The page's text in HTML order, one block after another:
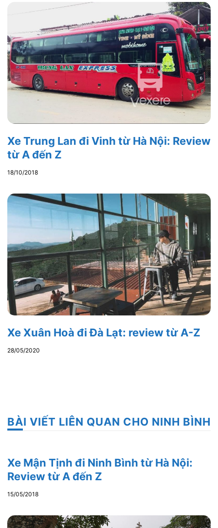
Xe Trung Lan đi Vinh từ Hà Nội: Review
từ A đến Z
18/10/2018
Xe Xuân Hoà đi Đà Lạt: review từ A-Z
28/05/2020
BÀI VIẾT LIÊN QUAN CHO NINH BÌNH
Xe Mận Tịnh đi Ninh Bình từ Hà Nội:
Review từ A đến Z
15/05/2018